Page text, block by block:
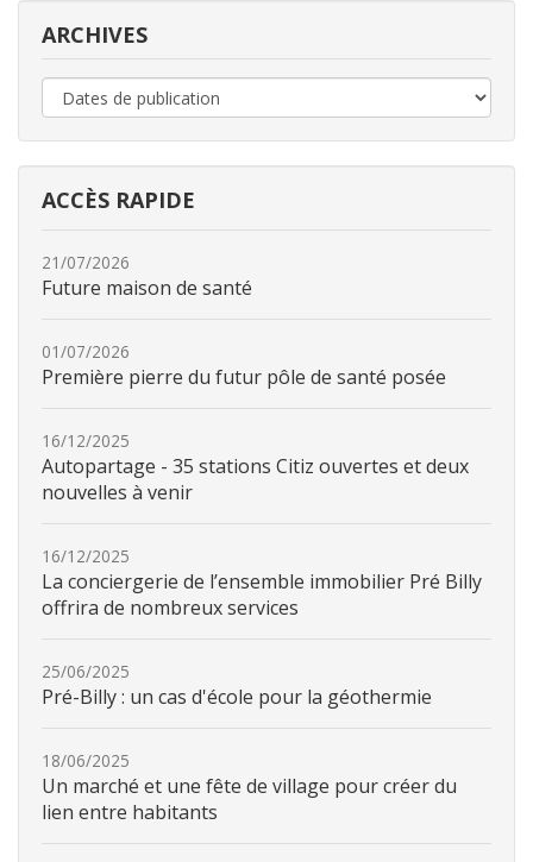
ARCHIVES
ACCÈS RAPIDE
21/07/2026
Future maison de santé
01/07/2026
Première pierre du futur pôle de santé posée
16/12/2025
Autopartage - 35 stations Citiz ouvertes et deux
nouvelles à venir
16/12/2025
La conciergerie de l’ensemble immobilier Pré Billy
offrira de nombreux services
25/06/2025
Pré-Billy : un cas d'école pour la géothermie
18/06/2025
Un marché et une fête de village pour créer du
lien entre habitants